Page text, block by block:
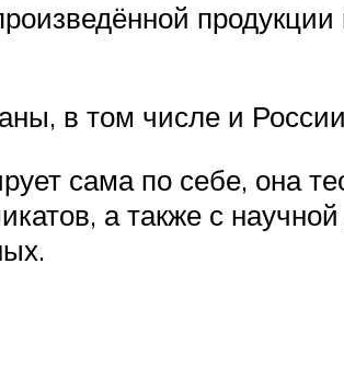
в том числе и России
сама по себе, она
а также с